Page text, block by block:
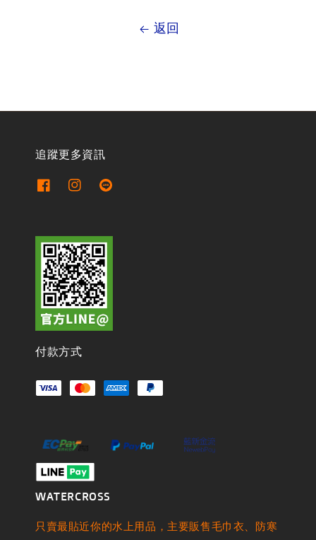
返回
追蹤更多資訊
付款方式
WATERCROSS
只賣最貼近你的水上用品，主要販售毛巾衣、防寒